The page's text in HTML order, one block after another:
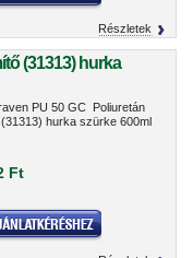
Részletek
(31313) hurka
PU 50 GC Poliuretán
hurka szürke 600ml
Ft